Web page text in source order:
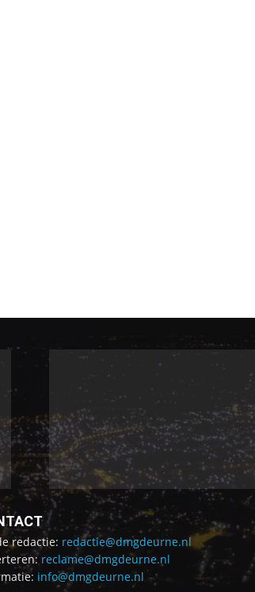
redactie: redactie@dmgdeurne.nl
reclame@dmgdeurne.nl
info@dmgdeurne.nl